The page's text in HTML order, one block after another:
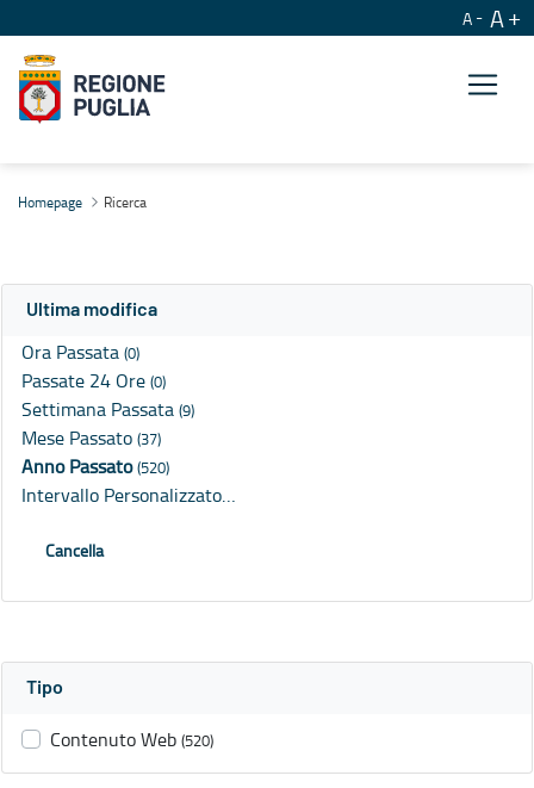
A A
Homepage Ricerca
Ultima modifica
Ora Passata (0)
Passate 24 Ore (0)
Settimana Passata (9)
Mese Passato (37)
Anno Passato(520)
Intervallo Personalizzato…
Cancella
Tipo
Contenuto Web (520)